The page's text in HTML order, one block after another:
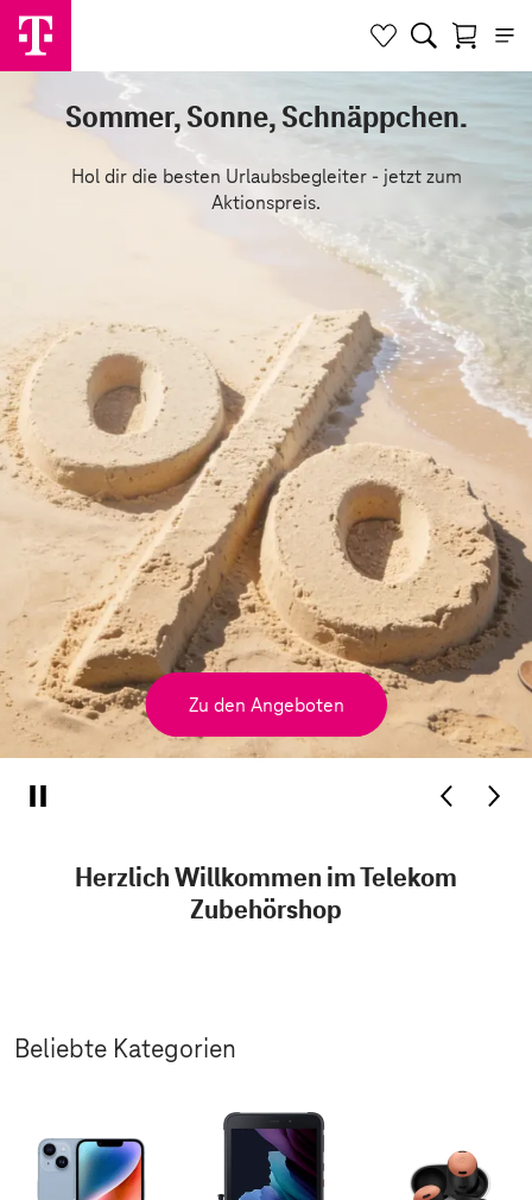
Sommer, Sonne, Schnäppchen.
Hol dir die besten Urlaubsbegleiter - jetzt zum
Aktionspreis.
Zu den Angeboten
Herzlich Willkommen im Telekom
Zubehörshop
Beliebte Kategorien